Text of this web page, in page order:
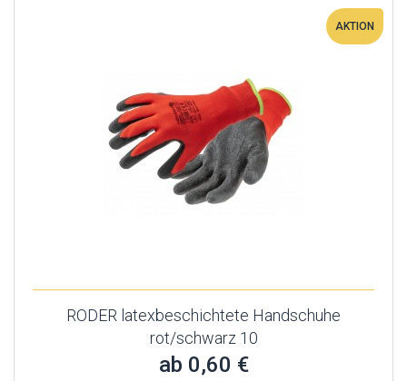
AKTION
RODER latexbeschichtete Handschuhe
rot/schwarz 10
ab 0,60 €